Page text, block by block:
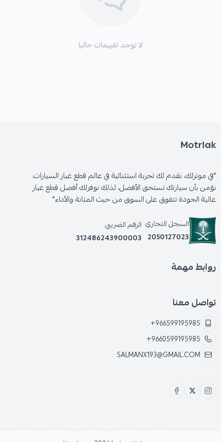
لا توجد تقييمات حاليا
Motrlak
"في موترلك، نقدم لك تجربة استثنائية في عالم قطع غيار السيارات.
نؤمن بأن سيارتك تستحق الأفضل، لذلك نوفرلك أفضل قطع غيار
عالية الجودة تتفوق على السوق من حيث المتانة والأداء"
السجل التجاري
2050127023
الرقم الضريبي
312486243900003
روابط مهمة
تواصل معنا
+966599195985
+9660599195985
SALMANX193@GMAIL.COM